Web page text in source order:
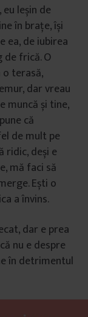
leșin de
în brațe, își
ea, de iubirea
de frică. O
terasă,
dar vreau
muncă și tine,
că
de mult pe
ridic, deși e
mă faci să
Ești o
a învins.
dar e prea
nu e despre
în detrimentul